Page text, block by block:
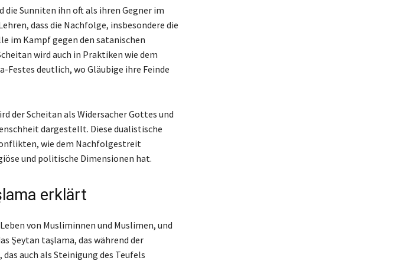
Sunniten ihn oft als ihren Gegner im
dass die Nachfolge, insbesondere die
im Kampf gegen den satanischen
wird auch in Praktiken wie dem
Festes deutlich, wo Gläubige ihre Feinde
der Scheitan als Widersacher Gottes und
dargestellt. Diese dualistische
wie dem Nachfolgestreit
und politische Dimensionen hat.
erklärt
von Musliminnen und Muslimen, und
Şeytan taşlama, das während der
auch als Steinigung des Teufels